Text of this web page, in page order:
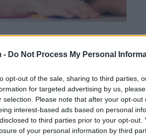
- Do Not Process My Personal
opt-out of the sale, sharing to third parties,
for targeted advertising by us,
selection. Please note that after your opt-
interest-based ads based on personal
to third parties prior to your opt-
of your personal information by third